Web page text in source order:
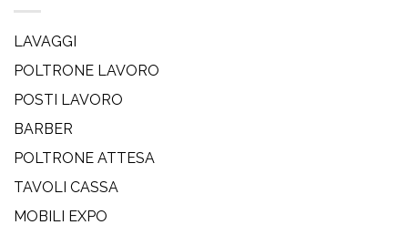
LAVAGGI
POLTRONE LAVORO
POSTI LAVORO
BARBER
POLTRONE ATTESA
TAVOLI CASSA
MOBILI EXPO